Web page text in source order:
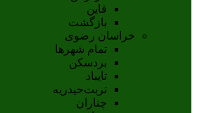
قاين
بازگشت
خراسان رضوی
تمام شهر‌ها
بردسکن
تایباد
تربت‌حیدریه
چناران